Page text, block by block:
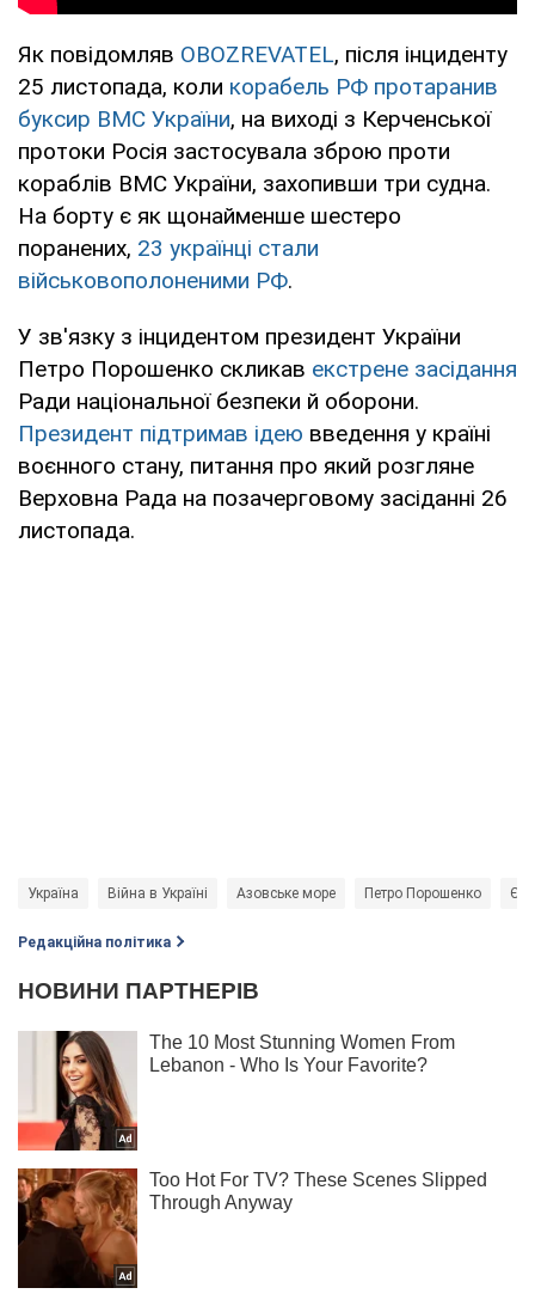
Як повідомляв OBOZREVATEL, після інциденту
25 листопада, коли корабель РФ протаранив
буксир ВМС України, на виході з Керченської
протоки Росія застосувала зброю проти
кораблів ВМС України, захопивши три судна.
На борту є як щонайменше шестеро
поранених, 23 українці стали
військовополоненими РФ.
У зв'язку з інцидентом президент України
Петро Порошенко скликав екстрене засідання
Ради національної безпеки й оборони.
Президент підтримав ідею введення у країні
воєнного стану, питання про який розгляне
Верховна Рада на позачерговому засіданні 26
листопада.
Україна Війна в Україні Азовське море Петро Порошенко
Редакційна політика